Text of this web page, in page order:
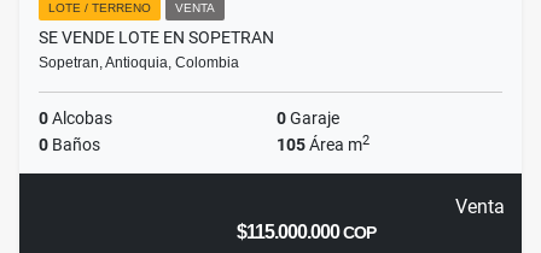
LOTE / TERRENO VENTA
SE VENDE LOTE EN SOPETRAN
Sopetran, Antioquia, Colombia
0Alcobas 0Garaje
0 Baños 105Área m2
Venta
$115.000.000COP